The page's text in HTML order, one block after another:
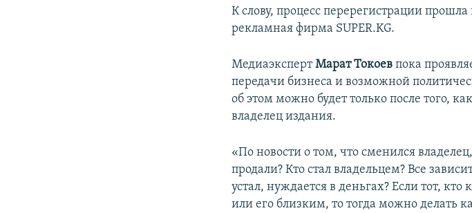
К слову, процесс перерегистрации
рекламная фирма SUPER.KG.
МедиаэкспертМарат Токоев пока
передачи бизнеса и возможной
об этом можно будет только после того,
владелец издания.
«По новости о том, что сменился
продали? Кто стал владельцем? Все
устал, нуждается в деньгах? Если тот,
или его близким, то тогда можно делать